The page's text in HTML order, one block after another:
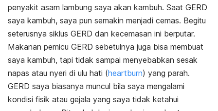
penyakit asam lambung saya akan kambuh. Saat GERD
saya kambuh, saya pun semakin menjadi cemas. Begitu
seterusnya siklus GERD dan kecemasan ini berputar.
Makanan pemicu GERD sebetulnya juga bisa membuat
saya kambuh, tapi tidak sampai menyebabkan sesak
napas atau nyeri di ulu hati (heartburn) yang parah.
GERD saya biasanya muncul bila saya mengalami
kondisi fisik atau gejala yang saya tidak ketahui